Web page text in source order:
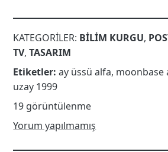
KATEGORILER: BILIM KURGU,
TV,TASARIM
Etiketler: ay üssü alfa, moonbase
uzay 1999
19 görüntülenme
Yorum yapılmamış